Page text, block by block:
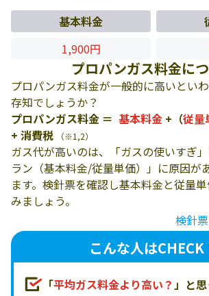
基本料金
1,900円
プロパンガス料金に
プロパンガス料金が一般的に高いとい
存知でしょうか？
プロパンガス料金 ＝ 基本料金 +（従量
+ 消費税
（※1,2）
ガス代が高いのは、「ガスの使いすぎ
ラン（基本料金/従量単価）」に原因が
ます。検針票を確認し基本料金と従量
みましょう。
検針
こんな人はCHECK
「平均ガス料金より高い？」と